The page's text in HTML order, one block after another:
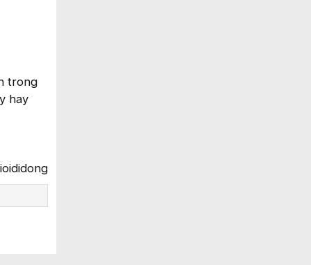
trong
hay